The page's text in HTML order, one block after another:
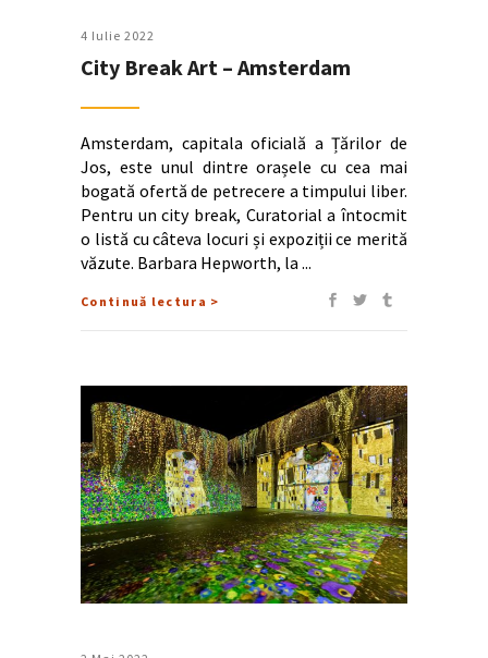
4 Iulie 2022
City Break Art – Amsterdam
Amsterdam, capitala oficială a Țărilor de
Jos, este unul dintre orașele cu cea mai
bogată ofertă de petrecere a timpului liber.
Pentru un city break, Curatorial a întocmit
o listă cu câteva locuri și expoziții ce merită
văzute. Barbara Hepworth, la
Continuă lectura >